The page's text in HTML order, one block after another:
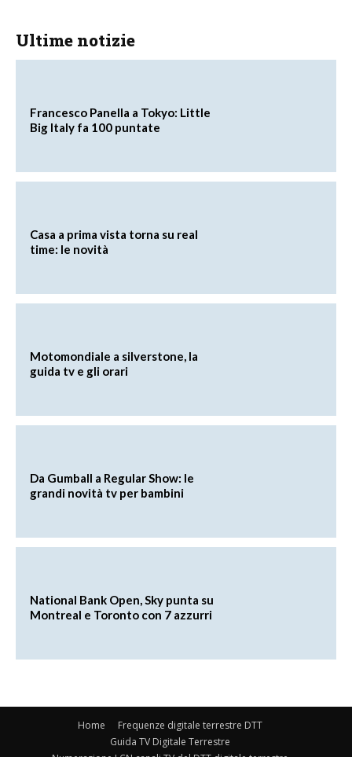
Ultime notizie
Francesco Panella a Tokyo: Little
Big Italy fa 100 puntate
Casa a prima vista torna su real
time: le novità
Motomondiale a silverstone, la
guida tv e gli orari
Da Gumball a Regular Show: le
grandi novità tv per bambini
National Bank Open, Sky punta su
Montreal e Toronto con 7 azzurri
Home
Frequenze digitale terrestre DTT
Guida TV Digitale Terrestre